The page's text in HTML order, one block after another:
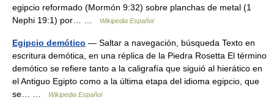
egipcio reformado (Mormón 9:32) sobre planchas de metal (1
Nephi 19:1) por… …
Wikipedia Español
Egipcio demótico — Saltar a navegación, búsqueda Texto en
escritura demótica, en una réplica de la Piedra Rosetta El término
demótico se refiere tanto a la caligrafía que siguió al hierático en
el Antiguo Egipto como a la última etapa del idioma egipcio, que
se… …
Wikipedia Español